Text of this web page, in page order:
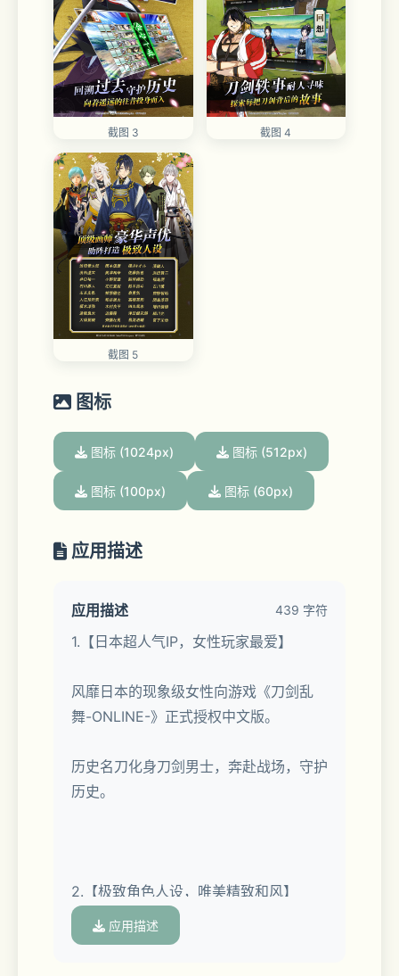
截图 3 截图 4
截图 5
图标
图标 (1024px) 图标 (512px)
图标 (100px) 图标 (60px)
应用描述
应用描述 439 字符
1.【日本超人气IP，女性玩家最爱】
风靡日本的现象级女性向游戏《刀剑乱
舞-ONLINE-》正式授权中文版。
历史名刀化身刀剑男士，奔赴战场，守护
历史。
2.【极致角色人设，唯美精致和风】
数十名属性鲜明性格迥异的刀剑男士登
应用描述